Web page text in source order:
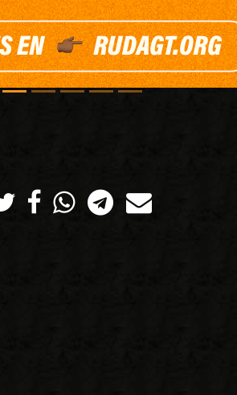
TwitterFacebookWhatsappTelegramCorreo